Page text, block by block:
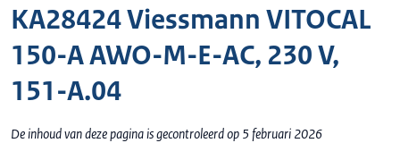
KA28424 Viessmann VITOCAL
150-A AWO-M-E-AC, 230 V,
151-A.04
De inhoud van deze pagina is gecontroleerd op 5 februari 2026